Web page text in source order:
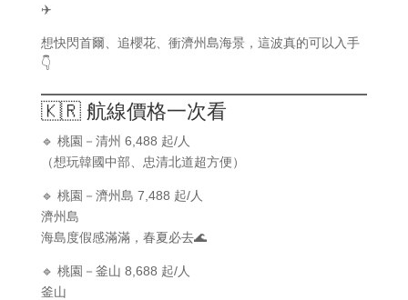
✈️
想快閃首爾、追櫻花、衝濟州島海景，這波真的可以入手
👇
🇰🇷 航線價格一次看
🔹 桃園－清州 6,488 起/人
（想玩韓國中部、忠清北道超方便）
🔹 桃園－濟州島 7,488 起/人
濟州島
海島度假感滿滿，春夏必去🌊
🔹 桃園－釜山 8,688 起/人
釜山